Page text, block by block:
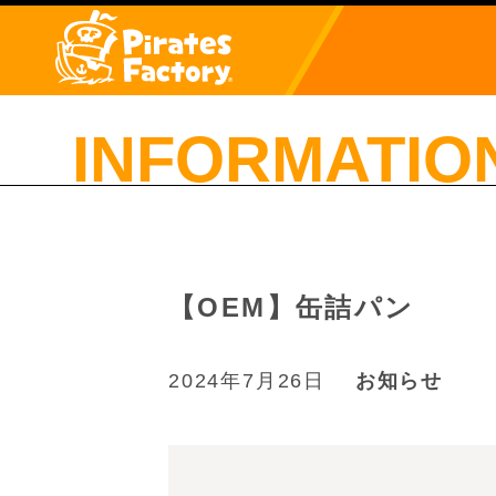
【OEM】缶詰パン
2024年7月26日 お知らせ